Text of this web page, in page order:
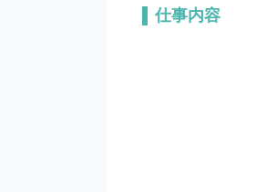
仕事内容